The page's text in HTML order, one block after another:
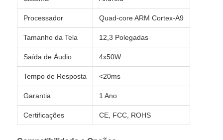
BMW Android Head Unit
Unidade principal Mercedes Android
Android Carplay Box
Processador Quad-core ARM Cortex-A9
Tamanho da Tela 12,3 Polegadas
Saída de Áudio 4x50W
Tempo de Resposta <20ms
Garantia 1 Ano
Certificações CE, FCC, ROHS